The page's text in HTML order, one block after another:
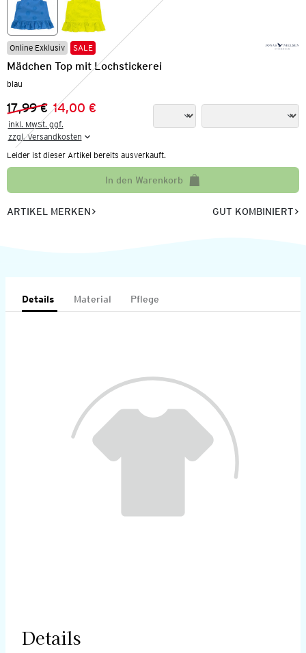
Online Exklusiv SALE
Mädchen Top mit Lochstickerei
blau
Vorheriger Preis:
17,99 €
Neuer Preis:
14,00 €
inkl. MwSt. ggf.
zzgl. Versandkosten
Leider ist dieser Artikel bereits ausverkauft.
In den Warenkorb
ARTIKEL MERKEN GUT KOMBINIERT
Details Material Pflege
Details